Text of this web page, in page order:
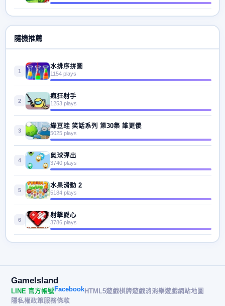
隨機推薦
1
水排序拼圖
1154 plays
2
瘋狂射手
1253 plays
3
綠豆蛙 笑話系列 第30集 誰更傻
5025 plays
4
氣球彈出
3740 plays
5
水果滑動 2
5184 plays
6
射擊愛心
3786 plays
GameIsland
LINE 官方帳號FacebookHTML5遊戲棋牌遊戲消消樂遊戲網站地圖
隱私權政策服務條款